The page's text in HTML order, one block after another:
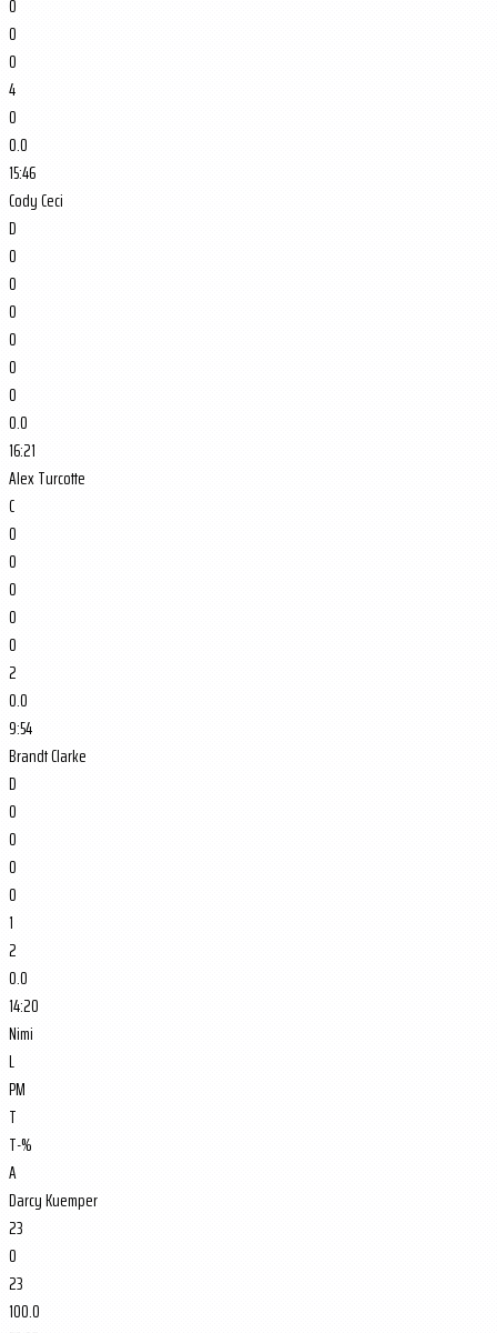
0
0
0
4
0
0.0
15:46
Cody Ceci
D
0
0
0
0
0
0
0.0
16:21
Alex Turcotte
C
0
0
0
0
0
2
0.0
9:54
Brandt Clarke
D
0
0
0
0
1
2
0.0
14:20
Nimi
L
PM
T
T-%
A
Darcy Kuemper
23
0
23
100.0